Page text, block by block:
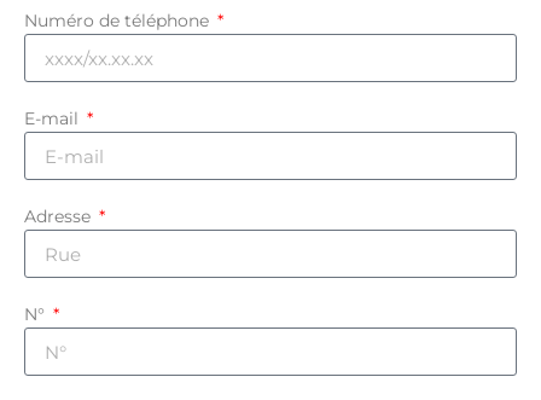
Numéro de téléphone
E-mail
Adresse
N°